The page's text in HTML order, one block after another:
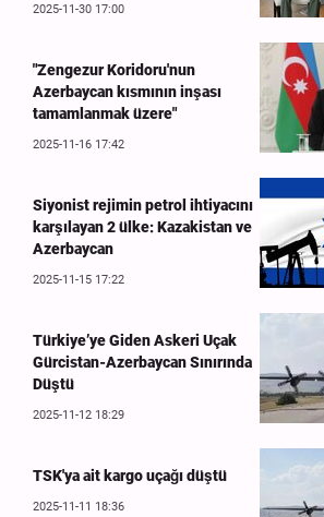
2025-11-30 17:00
"Zengezur Koridoru'nun
Azerbaycan kısmının inşası
tamamlanmak üzere"
2025-11-16 17:42
Siyonist rejimin petrol ihtiyacını
karşılayan 2 ülke: Kazakistan ve
Azerbaycan
2025-11-15 17:22
Türkiye’ye Giden Askeri Uçak
Gürcistan-Azerbaycan Sınırında
Düştü
2025-11-12 18:29
TSK'ya ait kargo uçağı düştü
2025-11-11 18:36